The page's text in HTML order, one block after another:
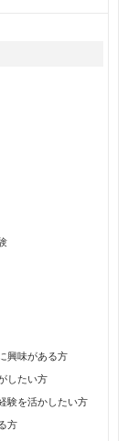
興味がある方
したい方
験を活かしたい方
方